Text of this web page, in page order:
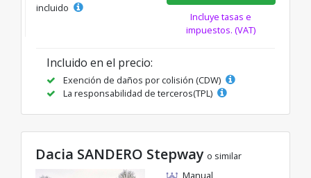
incluido
Incluye tasas e
impuestos. (VAT)
Incluido en el precio:
Exención de daños por colisión (CDW)
La responsabilidad de terceros(TPL)
Dacia SANDERO Stepway o similar
Manual